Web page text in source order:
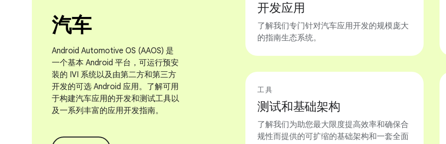
汽车
Android Automotive OS (AAOS) 是
一个基本 Android 平台，可运行预安
装的 IVI 系统以及由第二方和第三方
开发的可选 Android 应用。了解可用
于构建汽车应用的开发和测试工具以
及一系列丰富的应用开发指南。
开发应用
了解我们专门针对汽车应用开发的规模庞大
的指南生态系统。
工具
测试和基础架构
了解我们为助您最大限度提高效率和确保合
规性而提供的可扩缩的基础架构和一套全面